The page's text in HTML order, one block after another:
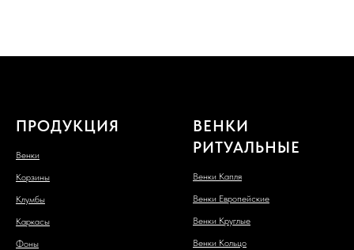
ПРОДУКЦИЯ
Венки
Корзины
Клумбы
Каркасы
Фоны
ВЕНКИ
РИТУАЛЬНЫЕ
Венки Капля
Венки Европейские
Венки Круглые
Венки Кольцо